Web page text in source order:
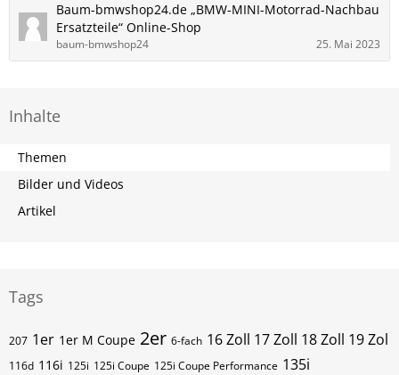
Baum-bmwshop24.de „BMW-MINI-Motorrad-Nachbau
Ersatzteile“ Online-Shop
baum-bmwshop24 25. Mai 2023
Inhalte
Themen
Bilder und Videos
Artikel
Tags
207 1er 1er M Coupe 2er 6-fach 16 Zoll 17 Zoll 18 Zoll 19 Zol
116d 116i 125i 125i Coupe 125i Coupe Performance 135i